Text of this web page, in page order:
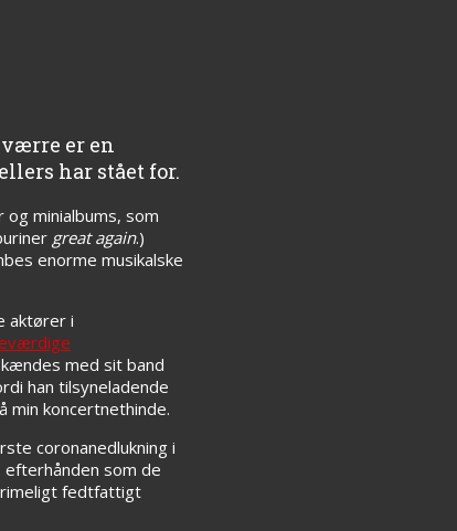
er en
har stået for.
minialbums, som
great again.)
enorme musikalske
aktører i
med sit band
han tilsyneladende
min koncertnethinde.
coronanedlukning i
som de
rimeligt fedtfattigt